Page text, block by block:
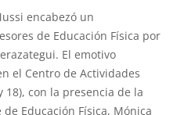
encabezó un
de Educación Física por
El emotivo
el Centro de Actividades
18), con la presencia de la
Educación Física, Mónica